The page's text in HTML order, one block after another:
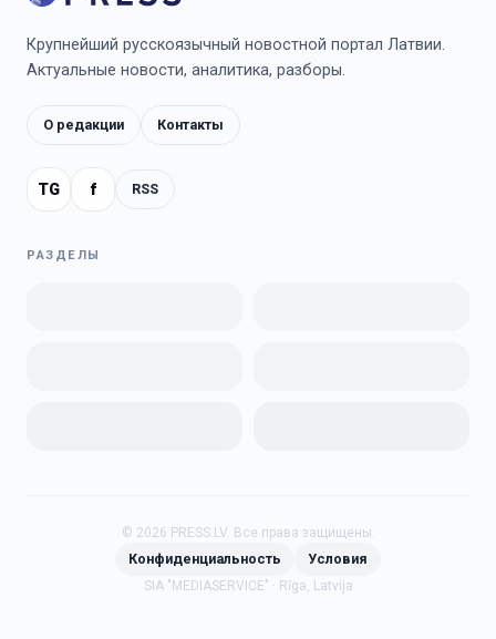
Крупнейший русскоязычный новостной портал Латвии.
Актуальные новости, аналитика, разборы.
О редакции Контакты
TG f RSS
РАЗДЕЛЫ
© 2026 PRESS.LV. Все права защищены.
Конфиденциальность Условия
SIA "MEDIASERVICE" · Rīga, Latvija